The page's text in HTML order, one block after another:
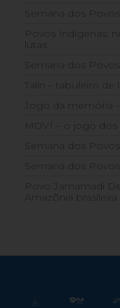
Semana dos
Povos Indígenas:
lutas
Semana dos
Talin – tabuleiro de
Jogo da memória
MOVÍ – o jogo
Semana dos
Semana dos
Povo Jamamadi
Amazônia brasileira